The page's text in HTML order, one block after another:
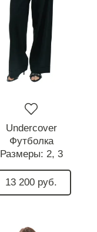
Undercover
Футболка
Размеры: 2, 3
13 200 руб.